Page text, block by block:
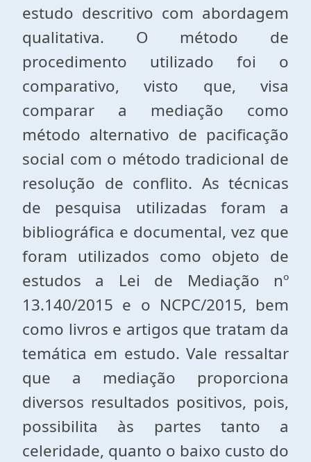
estudo descritivo com abordagem
qualitativa. O método de
procedimento utilizado foi o
comparativo, visto que, visa
comparar a mediação como
método alternativo de pacificação
social com o método tradicional de
resolução de conflito. As técnicas
de pesquisa utilizadas foram a
bibliográfica e documental, vez que
foram utilizados como objeto de
estudos a Lei de Mediação nº
13.140/2015 e o NCPC/2015, bem
como livros e artigos que tratam da
temática em estudo. Vale ressaltar
que a mediação proporciona
diversos resultados positivos, pois,
possibilita às partes tanto a
celeridade, quanto o baixo custo do